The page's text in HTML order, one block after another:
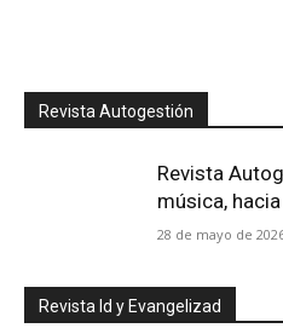
Revista Autogestión
Revista
música,
28 de mayo de
Revista Id y Evangelizad